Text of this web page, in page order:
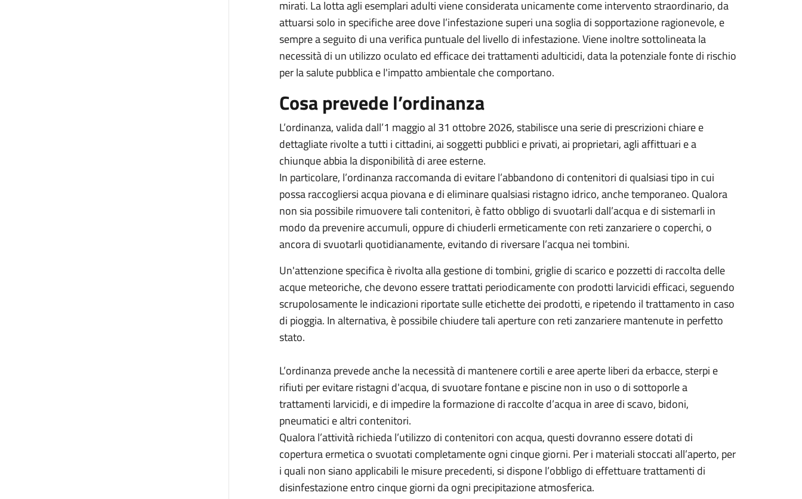
mirati. La lotta agli esemplari adulti viene considerata unicamente come intervento straordinario, da
attuarsi solo in specifiche aree dove l’infestazione superi una soglia di sopportazione ragionevole, e
sempre a seguito di una verifica puntuale del livello di infestazione. Viene inoltre sottolineata la
necessità di un utilizzo oculato ed efficace dei trattamenti adulticidi, data la potenziale fonte di rischio
per la salute pubblica e l'impatto ambientale che comportano.
Cosa prevede l’ordinanza
L’ordinanza, valida dall’1 maggio al 31 ottobre 2026, stabilisce una serie di prescrizioni chiare e
dettagliate rivolte a tutti i cittadini, ai soggetti pubblici e privati, ai proprietari, agli affittuari e a
chiunque abbia la disponibilità di aree esterne.
In particolare, l’ordinanza raccomanda di evitare l’abbandono di contenitori di qualsiasi tipo in cui
possa raccogliersi acqua piovana e di eliminare qualsiasi ristagno idrico, anche temporaneo. Qualora
non sia possibile rimuovere tali contenitori, è fatto obbligo di svuotarli dall’acqua e di sistemarli in
modo da prevenire accumuli, oppure di chiuderli ermeticamente con reti zanzariere o coperchi, o
ancora di svuotarli quotidianamente, evitando di riversare l’acqua nei tombini.
Un'attenzione specifica è rivolta alla gestione di tombini, griglie di scarico e pozzetti di raccolta delle
acque meteoriche, che devono essere trattati periodicamente con prodotti larvicidi efficaci, seguendo
scrupolosamente le indicazioni riportate sulle etichette dei prodotti, e ripetendo il trattamento in caso
di pioggia. In alternativa, è possibile chiudere tali aperture con reti zanzariere mantenute in perfetto
stato.
L’ordinanza prevede anche la necessità di mantenere cortili e aree aperte liberi da erbacce, sterpi e
rifiuti per evitare ristagni d'acqua, di svuotare fontane e piscine non in uso o di sottoporle a
trattamenti larvicidi, e di impedire la formazione di raccolte d’acqua in aree di scavo, bidoni,
pneumatici e altri contenitori.
Qualora l’attività richieda l’utilizzo di contenitori con acqua, questi dovranno essere dotati di
copertura ermetica o svuotati completamente ogni cinque giorni. Per i materiali stoccati all’aperto, per
i quali non siano applicabili le misure precedenti, si dispone l’obbligo di effettuare trattamenti di
disinfestazione entro cinque giorni da ogni precipitazione atmosferica.